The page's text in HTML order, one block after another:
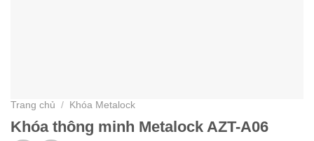
Trang chủ / Khóa Metalock
Khóa thông minh Metalock AZT-A06